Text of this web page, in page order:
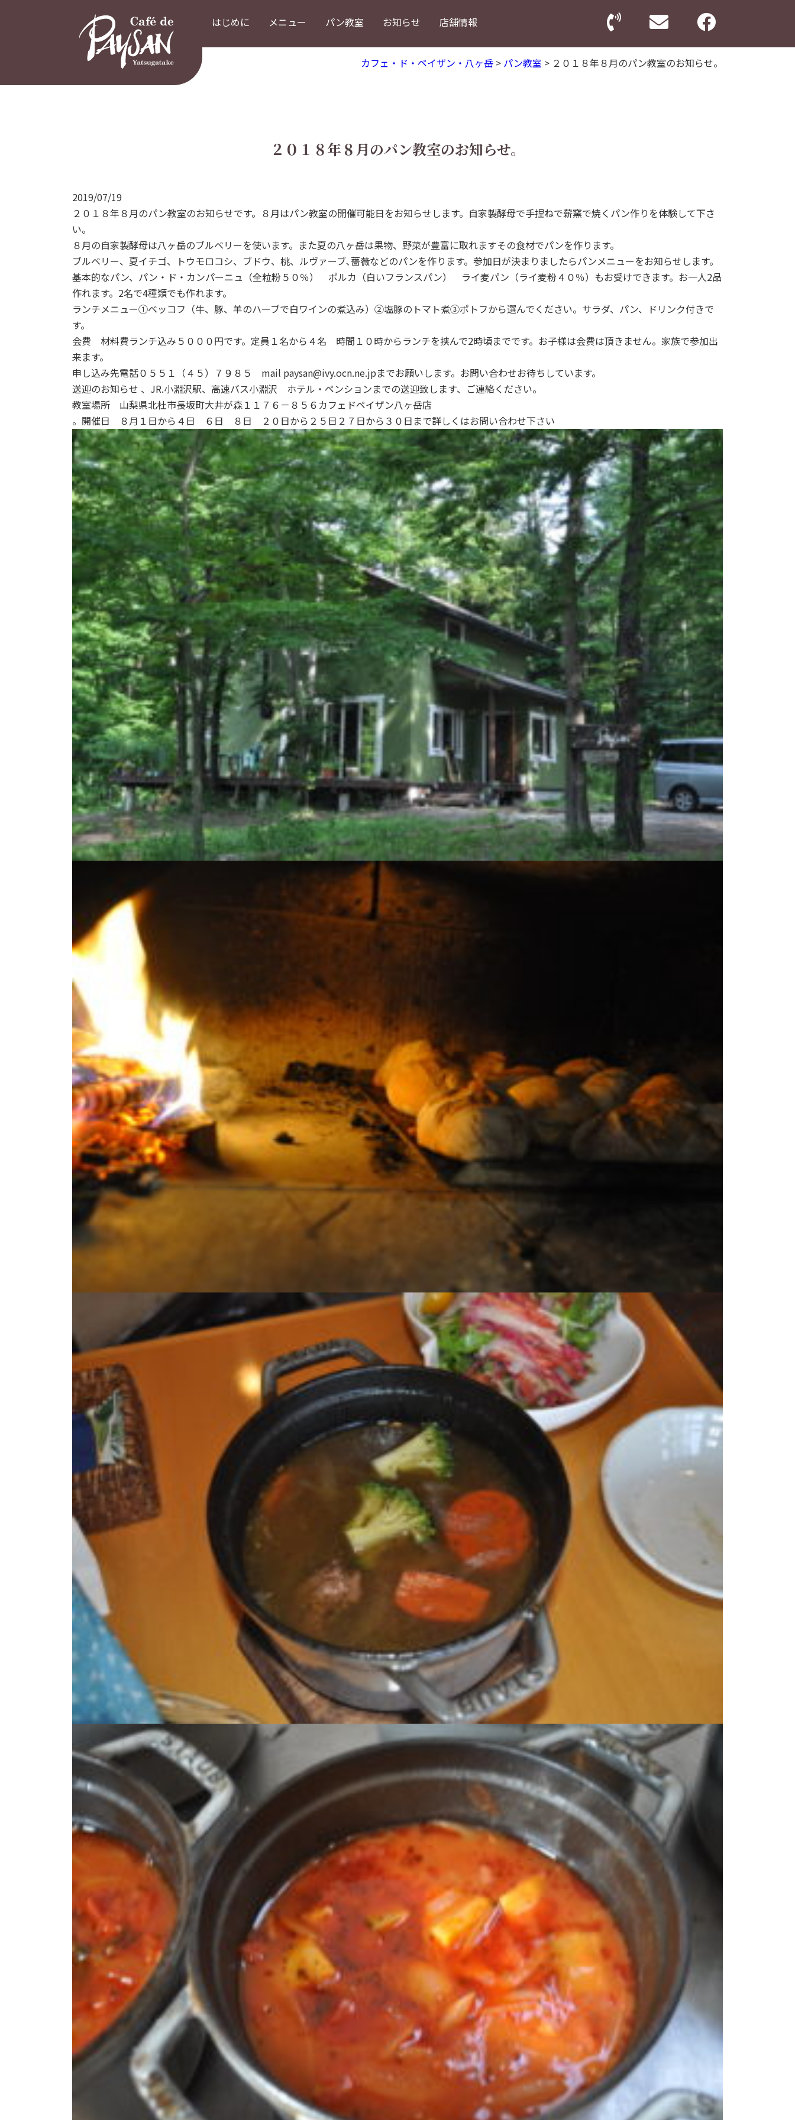
はじめに メニュー パン教室 お知らせ 店舗情報
カフェ・ド・ペイザン・八ヶ岳 > パン教室 > ２０１８年８月のパン教室のお知らせ。
２０１８年８月のパン教室のお知らせ。
2019/07/19
２０１８年８月のパン教室のお知らせです。８月はパン教室の開催可能日をお知らせします。自家製酵母で手捏ねで薪窯で焼くパン作りを体験して下さ
い。
８月の自家製酵母は八ヶ岳のブルベリーを使います。また夏の八ヶ岳は果物、野菜が豊富に取れますその食材でパンを作ります。
ブルベリー、夏イチゴ、トウモロコシ、ブドウ、桃、ルヴァーブ､薔薇などのパンを作ります。参加日が決まりましたらパンメニューをお知らせします。
基本的なパン、パン・ド・カンパーニュ（全粒粉５０％） ポルカ（白いフランスパン） ライ麦パン（ライ麦粉４０％）もお受けできます。お一人2品
作れます。2名で4種類でも作れます。
ランチメニュー①ベッコフ（牛、豚、羊のハーブで白ワインの煮込み）②塩豚のトマト煮③ポトフから選んでください。サラダ、パン、ドリンク付きで
す。
会費 材料費ランチ込み５０００円です。定員１名から４名 時間１０時からランチを挟んで2時頃までです。お子様は会費は頂きません。家族で参加出
来ます。
申し込み先電話０５５１（４５）７９８５ mail paysan@ivy.ocn.ne.jpまでお願いします。お問い合わせお待ちしています。
送迎のお知らせ 、JR.小淵沢駅、高速バス小淵沢 ホテル・ペンションまでの送迎致します、ご連絡ください。
教室場所 山梨県北杜市長坂町大井が森１１７６－８５６カフェドペイザン八ヶ岳店
。開催日 ８月１日から４日 ６日 ８日 ２０日から２５日２７日から３０日まで詳しくはお問い合わせ下さい